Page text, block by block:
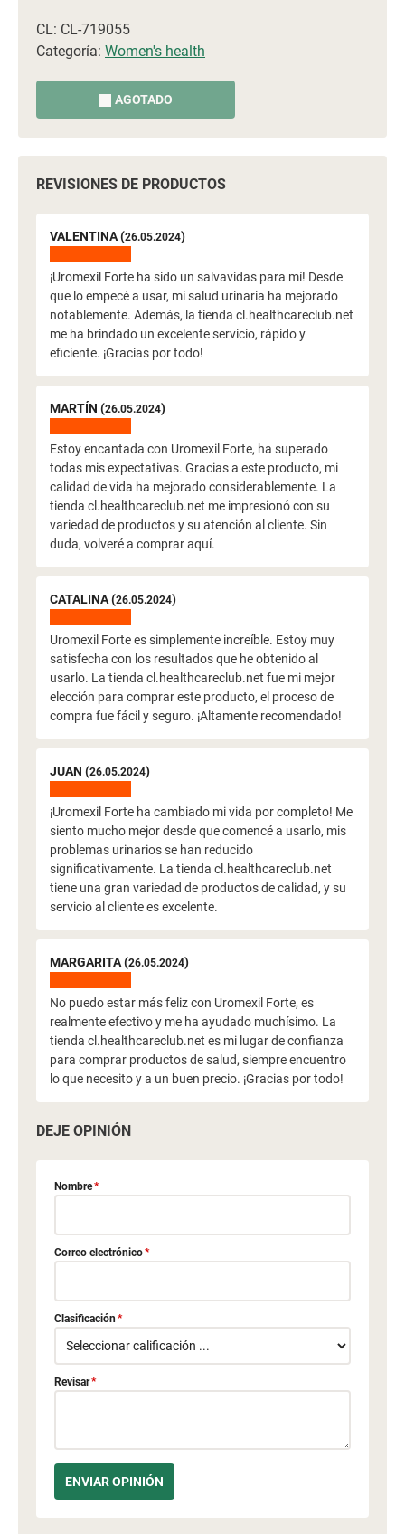
CL: CL-719055
Categoría: Women's health
AGOTADO
REVISIONES DE PRODUCTOS
VALENTINA (26.05.2024)
¡Uromexil Forte ha sido un salvavidas para mí! Desde
que lo empecé a usar, mi salud urinaria ha mejorado
notablemente. Además, la tienda cl.healthcareclub.net
me ha brindado un excelente servicio, rápido y
eficiente. ¡Gracias por todo!
MARTÍN (26.05.2024)
Estoy encantada con Uromexil Forte, ha superado
todas mis expectativas. Gracias a este producto, mi
calidad de vida ha mejorado considerablemente. La
tienda cl.healthcareclub.net me impresionó con su
variedad de productos y su atención al cliente. Sin
duda, volveré a comprar aquí.
CATALINA (26.05.2024)
Uromexil Forte es simplemente increíble. Estoy muy
satisfecha con los resultados que he obtenido al
usarlo. La tienda cl.healthcareclub.net fue mi mejor
elección para comprar este producto, el proceso de
compra fue fácil y seguro. ¡Altamente recomendado!
JUAN (26.05.2024)
¡Uromexil Forte ha cambiado mi vida por completo! Me
siento mucho mejor desde que comencé a usarlo, mis
problemas urinarios se han reducido
significativamente. La tienda cl.healthcareclub.net
tiene una gran variedad de productos de calidad, y su
servicio al cliente es excelente.
MARGARITA (26.05.2024)
No puedo estar más feliz con Uromexil Forte, es
realmente efectivo y me ha ayudado muchísimo. La
tienda cl.healthcareclub.net es mi lugar de confianza
para comprar productos de salud, siempre encuentro
lo que necesito y a un buen precio. ¡Gracias por todo!
DEJE OPINIÓN
Nombre*
Correo electrónico*
Clasificación *
Revisar*